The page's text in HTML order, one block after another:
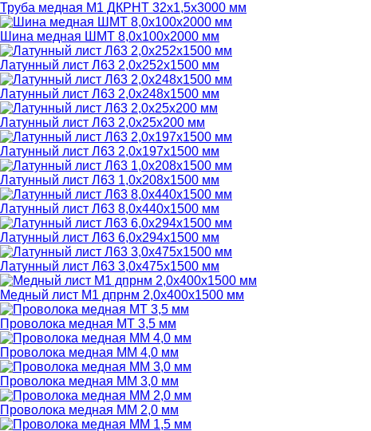
Труба медная М1 ДКРНТ 32х1,5х3000 мм
Шина медная ШМТ 8,0х100х2000 мм
Латунный лист Л63 2,0х252х1500 мм
Латунный лист Л63 2,0х248х1500 мм
Латунный лист Л63 2,0х25х200 мм
Латунный лист Л63 2,0х197х1500 мм
Латунный лист Л63 1,0х208х1500 мм
Латунный лист Л63 8,0х440х1500 мм
Латунный лист Л63 6,0х294х1500 мм
Латунный лист Л63 3,0х475х1500 мм
Медный лист М1 дпрнм 2,0х400х1500 мм
Проволока медная МТ 3,5 мм
Проволока медная ММ 4,0 мм
Проволока медная ММ 3,0 мм
Проволока медная ММ 2,0 мм